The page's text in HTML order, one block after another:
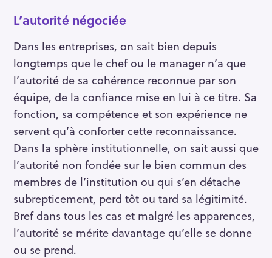
L’autorité négociée
Dans les entreprises, on sait bien depuis
longtemps que le chef ou le manager n’a que
l’autorité de sa cohérence reconnue par son
équipe, de la confiance mise en lui à ce titre. Sa
fonction, sa compétence et son expérience ne
servent qu’à conforter cette reconnaissance.
Dans la sphère institutionnelle, on sait aussi que
l’autorité non fondée sur le bien commun des
membres de l’institution ou qui s’en détache
subrepticement, perd tôt ou tard sa légitimité.
Bref dans tous les cas et malgré les apparences,
l’autorité se mérite davantage qu’elle se donne
ou se prend.